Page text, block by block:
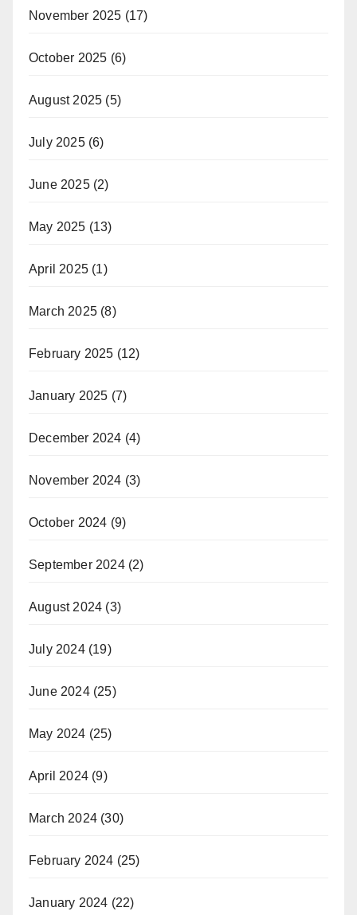
November 2025 (17)
October 2025 (6)
August 2025 (5)
July 2025(6)
June 2025(2)
May 2025 (13)
April 2025 (1)
March 2025 (8)
February 2025 (12)
January 2025 (7)
December 2024 (4)
November 2024 (3)
October 2024 (9)
September 2024(2)
August 2024 (3)
July 2024(19)
June 2024(25)
May 2024 (25)
April 2024 (9)
March 2024 (30)
February 2024 (25)
January 2024 (22)